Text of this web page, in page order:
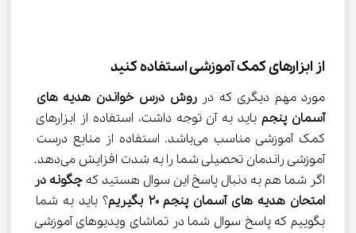
از ابزارهای کمک آموزشی استفاده کنید
مورد مهم دیگری که در
روش درس خواندن هدیه ‌های
آسمان پنجم باید به آن توجه داشت، استفاده از ابزارهای
کمک آموزشی مناسب می‌باشد. استفاده از منابع درست
آموزشی راندمان تحصیلی شما را به شدت افزایش می‌دهد.
اگر شما هم به دنبال پاسخ این سوال هستید که چگونه در
امتحان هدیه‌ های آسمان پنجم
۲۰ بگیریم؟ باید به شما
بگوییم که پاسخ سوال شما در تماشای ویدیوهای آموزشی